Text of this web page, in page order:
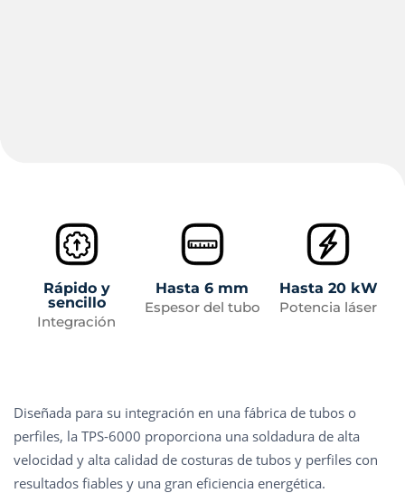
Rápido y
sencillo
Integración
Hasta 6 mm
Espesor del tubo
Hasta 20 kW
Potencia láser
Diseñada para su integración en una fábrica de tubos o
perfiles, la TPS-6000 proporciona una soldadura de alta
velocidad y alta calidad de costuras de tubos y perfiles con
resultados fiables y una gran eficiencia energética.